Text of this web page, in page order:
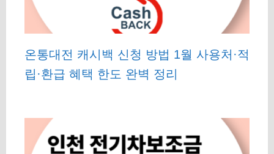
온통대전 캐시백 신청 방법 1월 사용처·적
립·환급 혜택 한도 완벽 정리